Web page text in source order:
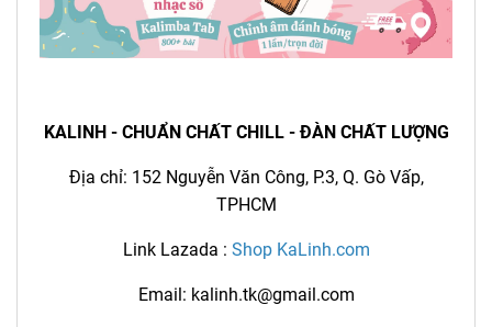
KALINH - CHUẨN CHẤT CHILL - ĐÀN CHẤT LƯỢNG
Địa chỉ: 152 Nguyễn Văn Công, P.3, Q. Gò Vấp,
TPHCM
Link Lazada : Shop KaLinh.com
Email: kalinh.tk@gmail.com